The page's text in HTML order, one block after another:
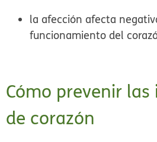
la afección afecta
funcionamiento del
Cómo prevenir
de corazón